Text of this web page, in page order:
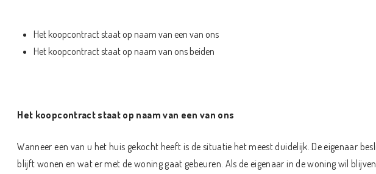
Het koopcontract staat op naam van een van ons
Het koopcontract staat op naam van ons beiden
Het koopcontract staat op naam van een van ons
Wanneer een van u het huis gekocht heeft is de situatie het meest duidelijk. De eigenaar
blijft wonen en wat er met de woning gaat gebeuren. Als de eigenaar in de woning wil